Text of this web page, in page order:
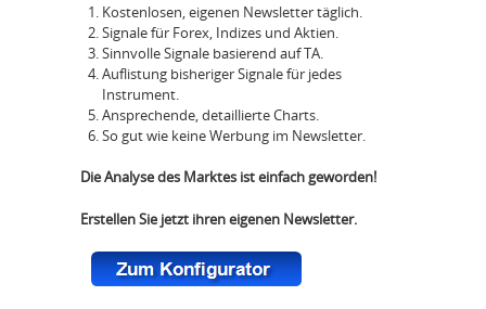
Kostenlosen, eigenen Newsletter täglich.
Signale für Forex, Indizes und Aktien.
Sinnvolle Signale basierend auf TA.
Auflistung bisheriger Signale für jedes
Instrument.
Ansprechende, detaillierte Charts.
So gut wie keine Werbung im Newsletter.
Die Analyse des Marktes ist einfach geworden!
Erstellen Sie jetzt ihren eigenen Newsletter.